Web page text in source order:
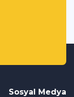
Sosyal Medya